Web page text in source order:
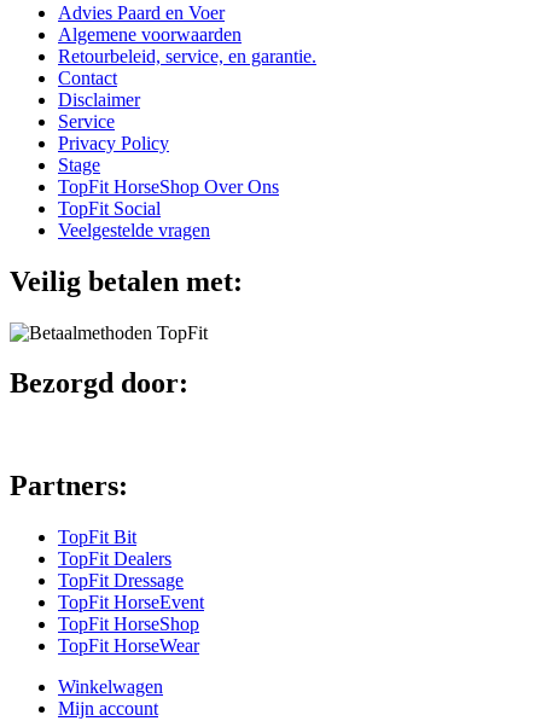
Advies Paard en Voer
Algemene voorwaarden
Retourbeleid, service, en garantie.
Contact
Disclaimer
Service
Privacy Policy
Stage
TopFit HorseShop Over Ons
TopFit Social
Veelgestelde vragen
Veilig betalen met:
Bezorgd door:
Partners:
TopFit Bit
TopFit Dealers
TopFit Dressage
TopFit HorseEvent
TopFit HorseShop
TopFit HorseWear
Winkelwagen
Mijn account